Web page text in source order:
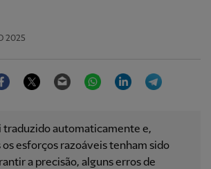
2025
FacebookTwitter Email WhatsAppLinkedIn
traduzido automaticamente e,
esforços razoáveis ​​tenham sido
a precisão, alguns erros de